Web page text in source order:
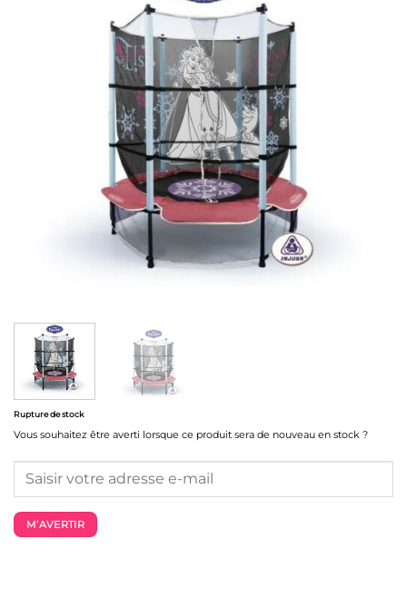
Rupture de stock
Vous souhaitez être averti lorsque ce produit sera de nouveau en stock ?
M’AVERTIR